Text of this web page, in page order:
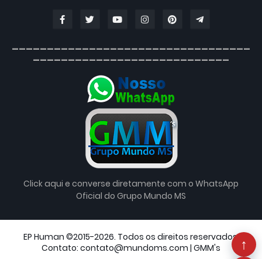
↑
__________________________________
____________________________
Click aqui e converse diretamente com o WhatsApp
Oficial do Grupo Mundo MS
EP Human ©2015-2026. Todos os direitos reservados.
Contato: contato@mundoms.com | GMM's